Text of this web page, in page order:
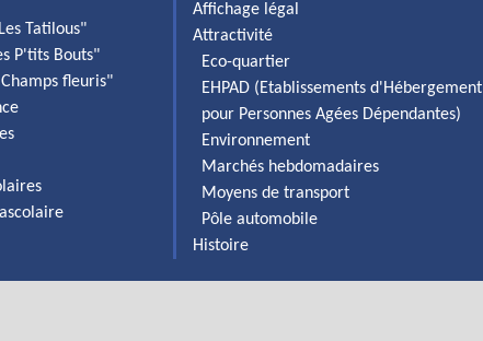
Tatilous"
P'tits Bouts"
fleuris"
Affichage légal
Attractivité
Eco-quartier
EHPAD (Etablissements d'Hébergement
pour Personnes Agées Dépendantes)
Environnement
Marchés hebdomadaires
Moyens de transport
Pôle automobile
Histoire